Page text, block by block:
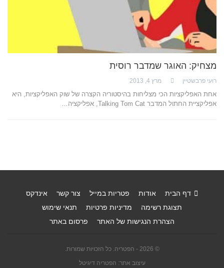
מצחיק: האוגר שמדבר רוסית
רועי פרבשטיין מרץ 4, 2013
אחת האפליקציות הכי מצליחות בהיסטוריה הקצרה של שוק האפליקציות, היא
אפליקציית החתול המדבר Talking Tom Cat, אפליקציה…
דף הבית אודות פטריות במייל צור קשר
אינדקס
תצוגת רשימה
מדיניות פרטיות
תנאי שימוש
הצהרת הנגישות של האתר
פרסום באתר
© 2026 - הפטריה. כל הזכויות שמורות.
עיצוב אתר: הפטריה דיגיטל